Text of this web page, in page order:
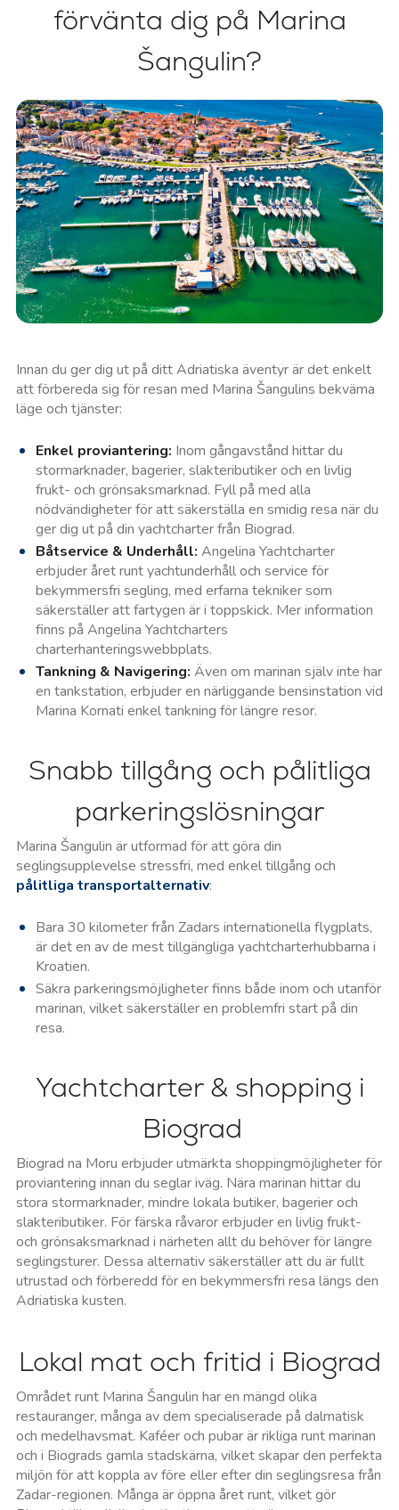
förvänta dig på Marina
Šangulin?
Innan du ger dig ut på ditt Adriatiska äventyr är det enkelt
att förbereda sig för resan med Marina Šangulins bekväma
läge och tjänster:
Enkel proviantering: Inom gångavstånd hittar du
stormarknader, bagerier, slakteributiker och en livlig
frukt- och grönsaksmarknad. Fyll på med alla
nödvändigheter för att säkerställa en smidig resa när du
ger dig ut på din yachtcharter från Biograd.
Båtservice & Underhåll: Angelina Yachtcharter
erbjuder året runt yachtunderhåll och service för
bekymmersfri segling, med erfarna tekniker som
säkerställer att fartygen är i toppskick. Mer information
finns på Angelina Yachtcharters
charterhanteringswebbplats.
Tankning & Navigering: Även om marinan själv inte har
en tankstation, erbjuder en närliggande bensinstation vid
Marina Kornati enkel tankning för längre resor.
Snabb tillgång och pålitliga
parkeringslösningar
Marina Šangulin är utformad för att göra din
seglingsupplevelse stressfri, med enkel tillgång och
pålitliga transportalternativ:
Bara 30 kilometer från Zadars internationella flygplats,
är det en av de mest tillgängliga yachtcharterhubbarna i
Kroatien.
Säkra parkeringsmöjligheter finns både inom och utanför
marinan, vilket säkerställer en problemfri start på din
resa.
Yachtcharter & shopping i
Biograd
Biograd na Moru erbjuder utmärkta shoppingmöjligheter för
proviantering innan du seglar iväg. Nära marinan hittar du
stora stormarknader, mindre lokala butiker, bagerier och
slakteributiker. För färska råvaror erbjuder en livlig frukt-
och grönsaksmarknad i närheten allt du behöver för längre
seglingsturer. Dessa alternativ säkerställer att du är fullt
utrustad och förberedd för en bekymmersfri resa längs den
Adriatiska kusten.
Lokal mat och fritid i Biograd
Området runt Marina Šangulin har en mängd olika
restauranger, många av dem specialiserade på dalmatisk
och medelhavsmat. Kaféer och pubar är rikliga runt marinan
och i Biograds gamla stadskärna, vilket skapar den perfekta
miljön för att koppla av före eller efter din seglingsresa från
Zadar-regionen. Många är öppna året runt, vilket gör